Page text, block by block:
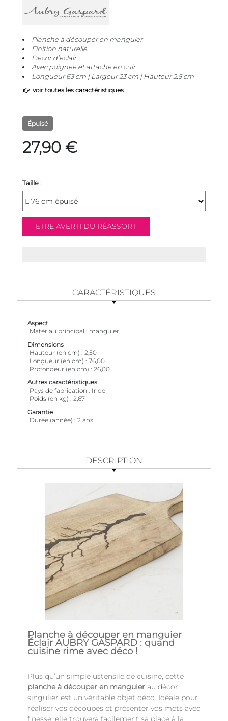
Planche à découper en manguier
Finition naturelle
Décor d’éclair
Avec poignée et attache en cuir
Longueur 63 cm | Largeur 23 cm | Hauteur 2.5 cm
voir toutes les caractéristiques
Épuisé
27,90 €
Taille :
CARACTÉRISTIQUES
Aspect
Matériau principal
manguier
Dimensions
Hauteur (en cm)
2,50
Longueur (en cm)
76,00
Profondeur (en cm)
26,00
Autres caractéristiques
Pays de fabrication
Inde
Poids (en kg)
2,67
Garantie
Durée (année)
2 ans
DESCRIPTION
Planche à découper en manguier
Éclair AUBRY GASPARD : quand
cuisine rime avec déco !
Plus qu’un simple ustensile de cuisine, cette
planche à découper en manguier au décor
singulier est un véritable objet déco. Idéale pour
réaliser vos découpes et présenter vos mets avec
finesse, elle trouvera facilement sa place à la